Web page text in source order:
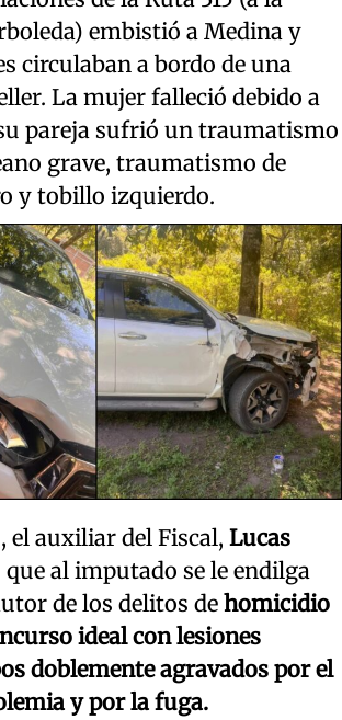
embistió a Medina y
circulaban a bordo de una
La mujer falleció debido a
pareja sufrió un traumatismo
grave, traumatismo de
y tobillo izquierdo.
el auxiliar del Fiscal, Lucas
al imputado se le endilga
de los delitos de homicidio
ideal con lesiones
doblemente agravados por el
y por la fuga.